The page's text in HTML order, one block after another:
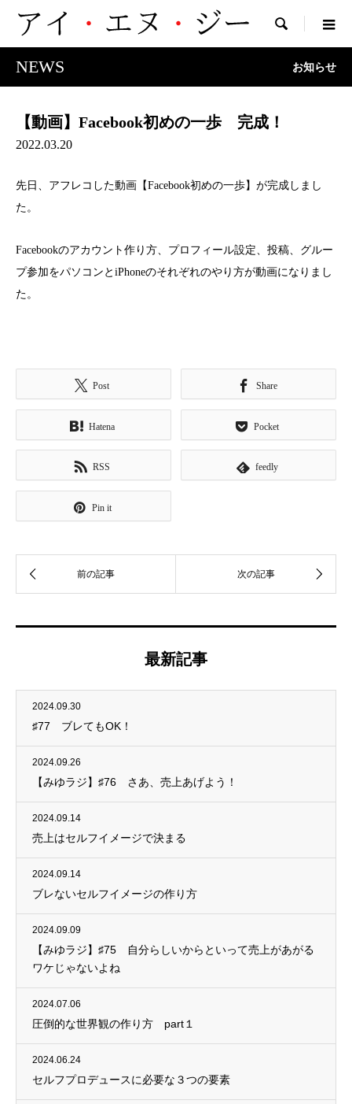

NEWS お知らせ
【動画】Facebook初めの一歩 完成！
2022.03.20
先日、アフレコした動画【Facebook初めの一歩】が完成しまし
た。
Facebookのアカウント作り方、プロフィール設定、投稿、グルー
プ参加をパソコンとiPhoneのそれぞれのやり方が動画になりまし
た。
Post Share
Hatena Pocket
RSS feedly
Pin it
最新記事
2024.09.30
♯77 ブレてもOK！
2024.09.26
【みゆラジ】♯76 さあ、売上あげよう！
2024.09.14
売上はセルフイメージで決まる
2024.09.14
ブレないセルフイメージの作り方
2024.09.09
【みゆラジ】♯75 自分らしいからといって売上があがる
ワケじゃないよね
2024.07.06
圧倒的な世界観の作り方 part１
2024.06.24
セルフプロデュースに必要な３つの要素